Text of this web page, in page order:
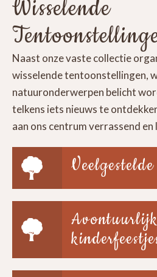
Wisselende
Naast onze vaste collectie
wisselende tentoonstellingen,
natuuronderwerpen belicht
telkens iets nieuws te
aan ons centrum verrassend en